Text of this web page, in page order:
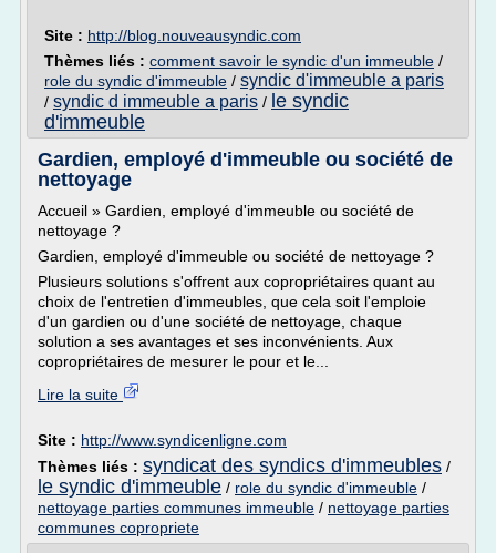
Site : http://blog.nouveausyndic.com
Thèmes liés : comment savoir le syndic d'un immeuble /
role du syndic d'immeuble / syndic d'immeuble a paris
/ syndic d immeuble a paris / le syndic
d'immeuble
Gardien, employé d'immeuble ou société de
nettoyage
Accueil » Gardien, employé d'immeuble ou société de
nettoyage ?
Gardien, employé d'immeuble ou société de nettoyage ?
Plusieurs solutions s'offrent aux copropriétaires quant au
choix de l'entretien d'immeubles, que cela soit l'emploie
d'un gardien ou d'une société de nettoyage, chaque
solution a ses avantages et ses inconvénients. Aux
copropriétaires de mesurer le pour et le...
Lire la suite
Site : http://www.syndicenligne.com
Thèmes liés : syndicat des syndics d'immeubles /
le syndic d'immeuble / role du syndic d'immeuble /
nettoyage parties communes immeuble / nettoyage parties
communes copropriete